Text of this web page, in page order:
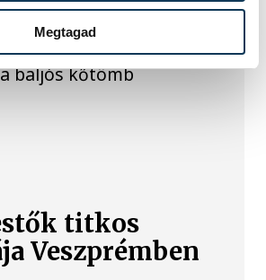
Megtagad
ma pedig a
okozta extrém
hívja fel a figyelmet.
baljós kőtömb
titkos
Veszprémben